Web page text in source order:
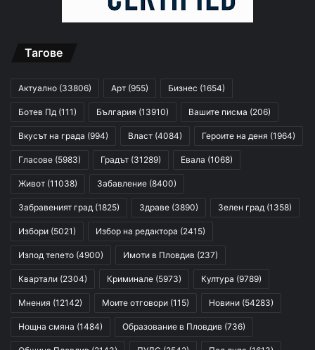
Тагове
Актуално (33806) Арт (955) Бизнес (1654)
Ботев Пд (111) България (13910) Вашите писма (206)
Вкусът на града (994) Власт (4084) Героите на деня (1964)
Гласове (5983) Градът (31289) Евала (1068)
Живот (11038) Забавление (8400)
Забравеният град (1825) Здраве (3890) Зелен град (1358)
Избори (5021) Избор на редактора (2415)
Изпод тепето (4900) Имоти в Пловдив (237)
Квартали (2304) Криминале (5973) Култура (9789)
Мнения (12142) Моите отговори (115) Новини (54283)
Нощна смяна (1484) Образование в Пловдив (736)